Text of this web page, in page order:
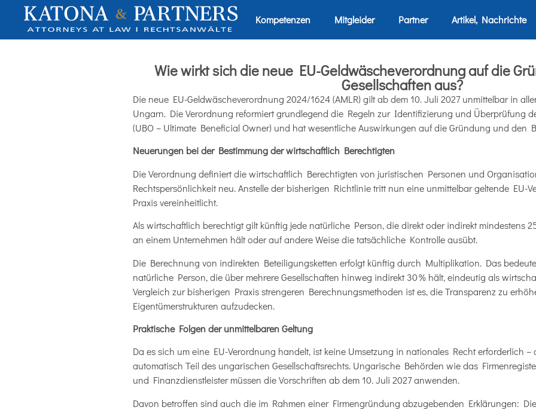
Kompetenzen Mitgleider Partner Artikel, Nachrichte
Wie wirkt sich die neue EU-Geldwäscheverordnung auf die
Gesellschaften aus?
Die neue EU-Geldwäscheverordnung 2024/1624 (AMLR) gilt ab dem 10. Juli 2027 unmittelbar in
Ungarn. Die Verordnung reformiert grundlegend die Regeln zur Identifizierung und Überprüfung
(UBO – Ultimate Beneficial Owner) und hat wesentliche Auswirkungen auf die Gründung und den
Neuerungen bei der Bestimmung der wirtschaftlich Berechtigten
Die Verordnung definiert die wirtschaftlich Berechtigten von juristischen Personen und
Rechtspersönlichkeit neu. Anstelle der bisherigen Richtlinie tritt nun eine unmittelbar geltende EU-
Praxis vereinheitlicht.
Als wirtschaftlich berechtigt gilt künftig jede natürliche Person, die direkt oder indirekt mindestens
an einem Unternehmen hält oder auf andere Weise die tatsächliche Kontrolle ausübt.
Die Berechnung von indirekten Beteiligungsketten erfolgt künftig durch Multiplikation. Das
natürliche Person, die über mehrere Gesellschaften hinweg indirekt 30 % hält, eindeutig als
Vergleich zur bisherigen Praxis strengeren Berechnungsmethoden ist es, die Transparenz zu
Eigentümerstrukturen aufzudecken.
Praktische Folgen der unmittelbaren Geltung
Da es sich um eine EU-Verordnung handelt, ist keine Umsetzung in nationales Recht erforderlich –
automatisch Teil des ungarischen Gesellschaftsrechts. Ungarische Behörden wie das
und Finanzdienstleister müssen die Vorschriften ab dem 10. Juli 2027 anwenden.
Davon betroffen sind auch die im Rahmen einer Firmengründung abzugebenden Erklärungen: